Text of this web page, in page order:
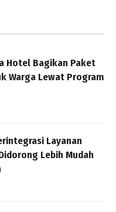
Hotel Bagikan Paket
Warga Lewat Program
Layanan
Lebih Mudah